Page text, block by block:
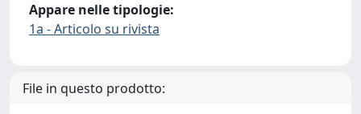
Appare nelle tipologie:
1a - Articolo su rivista
File in questo prodotto: